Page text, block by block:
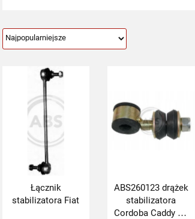
Łącznik
stabilizatora Fiat
ABS260123 drążek
stabilizatora
Cordoba Caddy PL